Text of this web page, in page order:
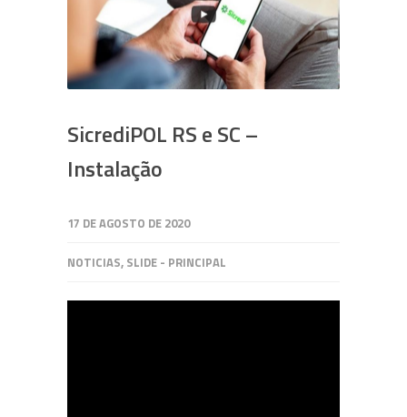
SicrediPOL RS e SC –
Instalação
17 DE AGOSTO DE 2020
NOTICIAS, SLIDE - PRINCIPAL